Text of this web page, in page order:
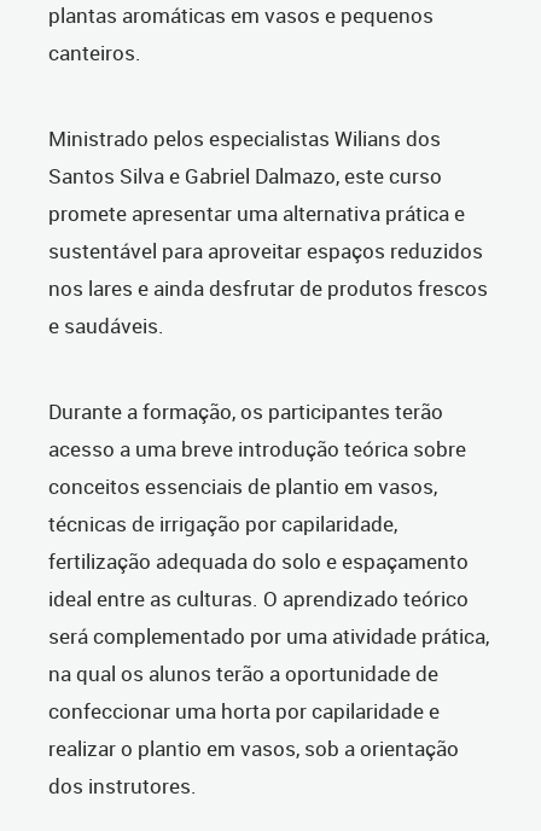
plantas aromáticas em vasos e pequenos
canteiros.
Ministrado pelos especialistas Wilians dos
Santos Silva e Gabriel Dalmazo, este curso
promete apresentar uma alternativa prática e
sustentável para aproveitar espaços reduzidos
nos lares e ainda desfrutar de produtos frescos
e saudáveis.
Durante a formação, os participantes terão
acesso a uma breve introdução teórica sobre
conceitos essenciais de plantio em vasos,
técnicas de irrigação por capilaridade,
fertilização adequada do solo e espaçamento
ideal entre as culturas. O aprendizado teórico
será complementado por uma atividade prática,
na qual os alunos terão a oportunidade de
confeccionar uma horta por capilaridade e
realizar o plantio em vasos, sob a orientação
dos instrutores.